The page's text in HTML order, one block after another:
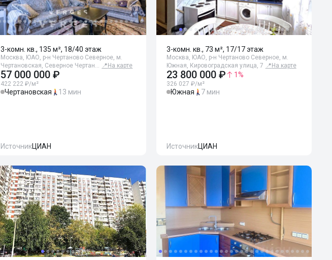
3-комн. кв., 135 м², 18/40 этаж
Москва, ЮАО, р-н Чертаново Северное, м.
Чертановская, Северное Чертан… 📍 На карте
57 000 000 ₽
422 222 ₽/м²
Чертановская 13 мин
ИсточникЦИАН
3-комн. кв., 73 м², 17/17 этаж
Москва, ЮАО, р-н Чертаново Северное, м.
Южная, Кировоградская улица, 7 📍 На карте
23 800 000 ₽ 1%
326 027 ₽/м²
Южная 7 мин
ИсточникЦИАН